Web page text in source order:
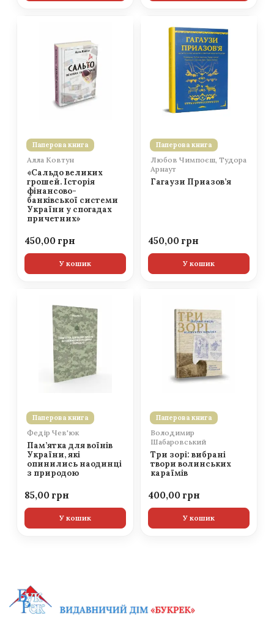
Паперова книга
Алла Ковтун
«Сальдо великих
грошей. Історія
фінансово-
банківської системи
України у спогадах
причетних»
450,00
У кошик
Паперова книга
Любов Чимпоєш, Тудора
Арнаут
Гагаузи Приазов’я
450,00
У кошик
Паперова книга
Федір Чев'юк
Пам’ятка для воїнів
України, які
опинились наодинці
з природою
85,00
У кошик
Паперова книга
Володимир
Шабаровський
Три зорі: вибрані
твори волинських
караїмів
400,00
У кошик